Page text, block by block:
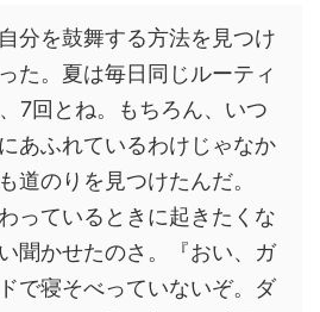
分を鼓舞する方法を見つけ
た。夏は毎日同じルーティ
7回とね。もちろん、いつ
あふれているわけじゃなか
道のりを見つけたんだ。
っているときに起きたくな
聞かせたのさ。『おい、ガ
で寝そべっていないぞ。ダ